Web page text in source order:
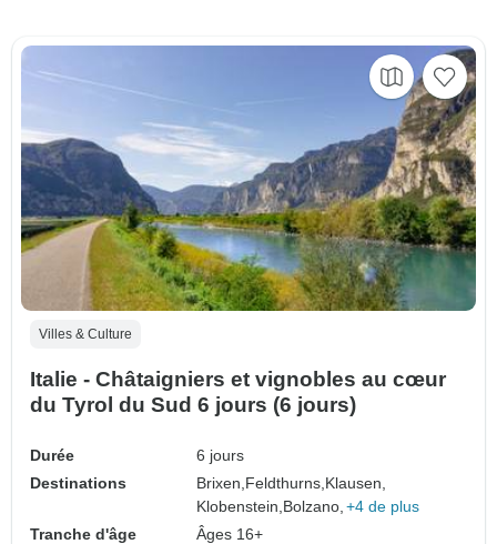
Villes & Culture
Italie - Châtaigniers et vignobles au cœur
du Tyrol du Sud 6 jours (6 jours)
Durée
6 jours
Destinations
Brixen, Feldthurns, Klausen,
Klobenstein, Bolzano, +4 de plus
Tranche d'âge
Âges 16+